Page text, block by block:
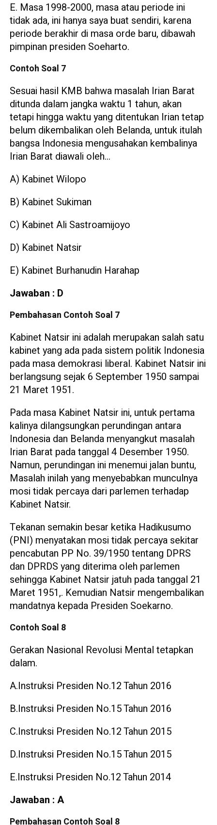
E. Masa 1998-2000, masa atau periode ini
tidak ada, ini hanya saya buat sendiri, karena
periode berakhir di masa orde baru, dibawah
pimpinan presiden Soeharto.
Contoh Soal 7
Sesuai hasil KMB bahwa masalah Irian Barat
ditunda dalam jangka waktu 1 tahun, akan
tetapi hingga waktu yang ditentukan Irian tetap
belum dikembalikan oleh Belanda, untuk itulah
bangsa Indonesia mengusahakan kembalinya
Irian Barat diawali oleh…
A) Kabinet Wilopo
B) Kabinet Sukiman
C) Kabinet Ali Sastroamijoyo
D) Kabinet Natsir
E) Kabinet Burhanudin Harahap
Jawaban : D
Pembahasan Contoh Soal 7
Kabinet Natsir ini adalah merupakan salah satu
kabinet yang ada pada sistem politik Indonesia
pada masa demokrasi liberal. Kabinet Natsir ini
berlangsung sejak 6 September 1950 sampai
21 Maret 1951.
Pada masa Kabinet Natsir ini, untuk pertama
kalinya dilangsungkan perundingan antara
Indonesia dan Belanda menyangkut masalah
Irian Barat pada tanggal 4 Desember 1950.
Namun, perundingan ini menemui jalan buntu,
Masalah inilah yang menyebabkan munculnya
mosi tidak percaya dari parlemen terhadap
Kabinet Natsir.
Tekanan semakin besar ketika Hadikusumo
(PNI) menyatakan mosi tidak percaya sekitar
pencabutan PP No. 39/1950 tentang DPRS
dan DPRDS yang diterima oleh parlemen
sehingga Kabinet Natsir jatuh pada tanggal 21
Maret 1951,. Kemudian Natsir mengembalikan
mandatnya kepada Presiden Soekarno.
Contoh Soal 8
Gerakan Nasional Revolusi Mental tetapkan
dalam.
A.Instruksi Presiden No.12 Tahun 2016
B.Instruksi Presiden No.15 Tahun 2016
C.Instruksi Presiden No.12 Tahun 2015
D.Instruksi Presiden No.15 Tahun 2015
E.Instruksi Presiden No.12 Tahun 2014
Jawaban : A
Pembahasan Contoh Soal 8